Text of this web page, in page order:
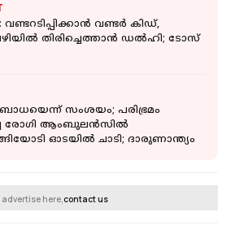
വണ്ടറടിപ്പിക്കാൻ വണ്ടർ കിഡ്,
തിരിച്ചെത്താൻ ഡൽഹി; ടോസ്
സംശയം; പരിഭ്രമം
രോഗി ആംബുലന്‍സില്‍
ഓടയില്‍ ചാടി; ദാരുണാന്ത്യം
advertise here,contact us